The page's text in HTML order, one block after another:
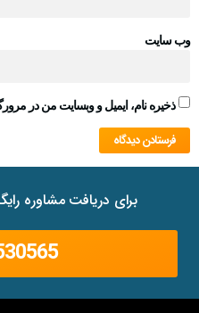
وب‌ سایت
ذخیره نام، ایمیل و وبسایت من در
برای دریافت مشاوره